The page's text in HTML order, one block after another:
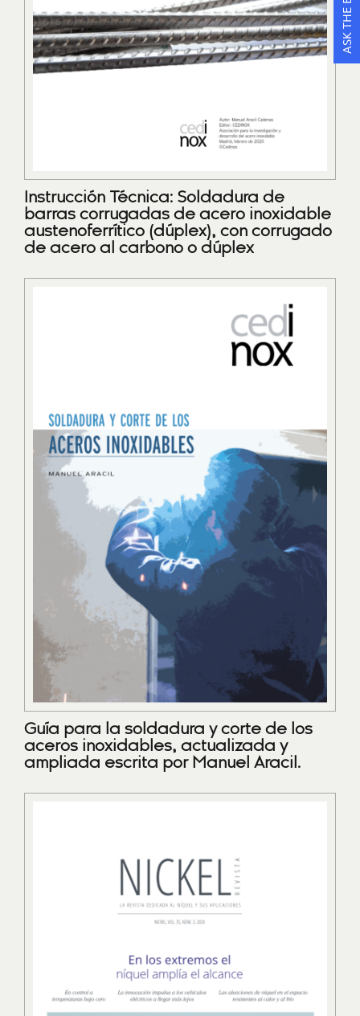
Instrucción Técnica: Soldadura de
barras corrugadas de acero inoxidable
austenoferrítico (dúplex), con corrugado
de acero al carbono o dúplex
Guía para la soldadura y corte de los
aceros inoxidables, actualizada y
ampliada escrita por Manuel Aracil.